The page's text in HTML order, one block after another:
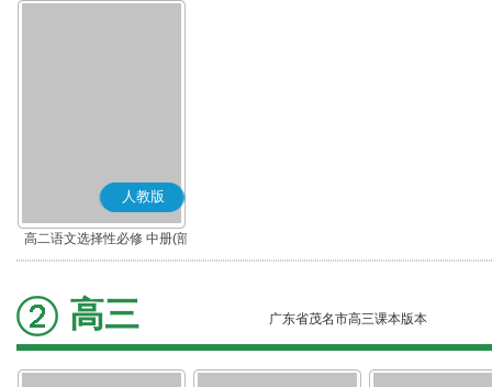
人教版
高二语文选择性必修 中册(部
编版)
高三 广东省茂名市高三课本版本